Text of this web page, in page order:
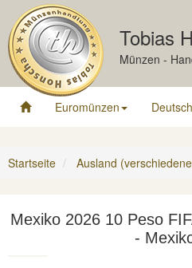
Tobias
Münzen -
Euromünzen
Startseite Ausland
Mexiko 2026 10 Peso
-